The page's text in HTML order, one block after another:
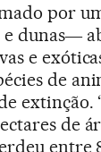
por
dunas―
e
de
extinção.
de
entre